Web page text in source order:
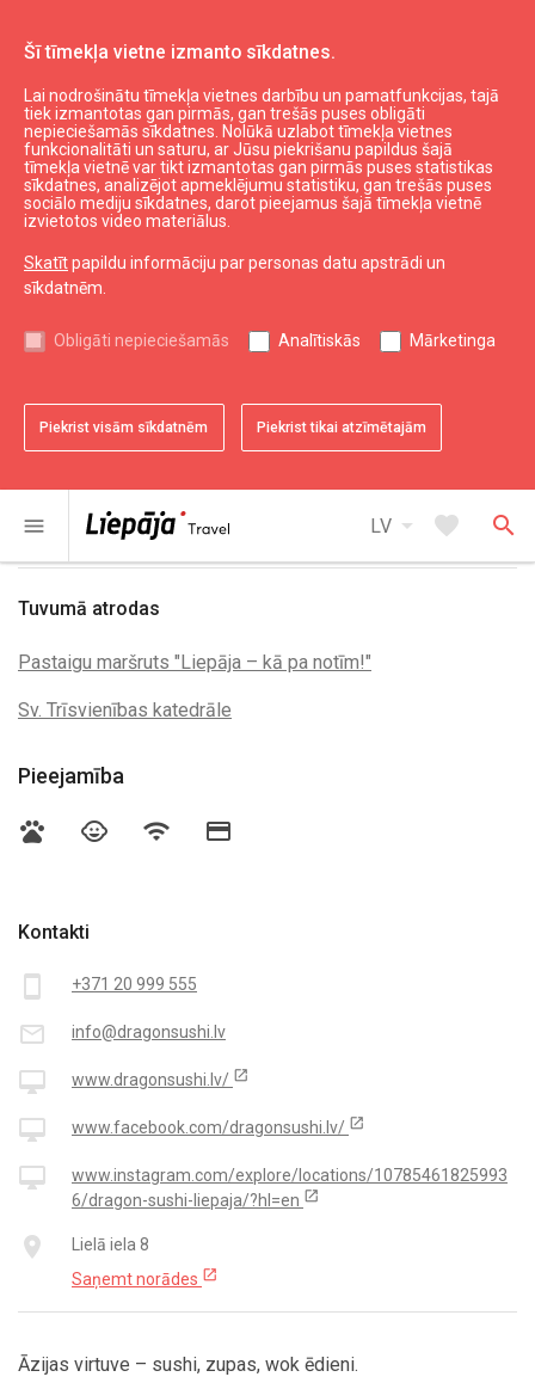
Šī tīmekļa vietne izmanto sīkdatnes.
Lai nodrošinātu tīmekļa vietnes darbību un pamatfunkcijas, tajā
tiek izmantotas gan pirmās, gan trešās puses obligāti
nepieciešamās sīkdatnes. Nolūkā uzlabot tīmekļa vietnes
funkcionalitāti un saturu, ar Jūsu piekrišanu papildus šajā
tīmekļa vietnē var tikt izmantotas gan pirmās puses statistikas
sīkdatnes, analizējot apmeklējumu statistiku, gan trešās puses
sociālo mediju sīkdatnes, darot pieejamus šajā tīmekļa vietnē
izvietotos video materiālus.
Skatītpapildu informāciju par personas datu apstrādi un
sīkdatnēm.
Obligāti nepieciešamās Analītiskās Mārketinga
Piekrist visām sīkdatnēm Piekrist tikai atzīmētajām
menu LV arrow_drop_down favorite search
Ēst un izklaidēties Kur paēst
Suši bārs "Dragon sushi"
Kontakti
smartphone +371 20 999 555
mail_outline info@dragonsushi.lv
desktop_mac www.dragonsushi.lv/ open_in_new
desktop_mac www.facebook.com/dragonsushi.lv/ open_in_new
desktop_mac
www.instagram.com/explore/locations/10785461825993
6/dragon-sushi-liepaja/?hl=en open_in_new
place
Lielā iela 8
Saņemt norādes open_in_new
Āzijas virtuve – sushi, zupas, wok ēdieni.
Tuvumā atrodas
Pastaigu maršruts "Liepāja – kā pa notīm!"
Sv. Trīsvienības katedrāle
Pieejamība
pets child_care wifi credit_card